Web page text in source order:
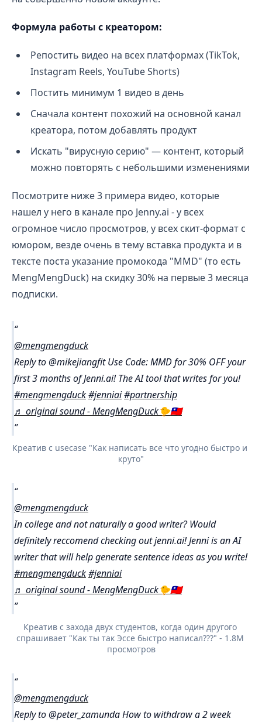
Формула работы с креатором:
Репостить видео на всех платформах (TikTok,
Instagram Reels, YouTube Shorts)
Постить минимум 1 видео в день
Сначала контент похожий на основной канал
креатора, потом добавлять продукт
Искать "вирусную серию" — контент, который
можно повторять с небольшими изменениями
Посмотрите ниже 3 примера видео, которые
нашел у него в канале про Jenny.ai - у всех
огромное число просмотров, у всех скит-формат с
юмором, везде очень в тему вставка продукта и в
тексте поста указание промокода "MMD" (то есть
MengMengDuck) на скидку 30% на первые 3 месяца
подписки.
@mengmengduck
Reply to @mikejiangfit Use Code: MMD for 30% OFF your
first 3 months of Jenni.ai! The AI tool that writes for you!
#mengmengduck#jenniai#partnership
♬ original sound - MengMengDuck🐤🇹🇼
Креатив с usecase "Как написать все что угодно быстро и
круто"
@mengmengduck
In college and not naturally a good writer? Would
definitely reccomend checking out jenni.ai! Jenni is an AI
writer that will help generate sentence ideas as you write!
#mengmengduck#jenniai
♬ original sound - MengMengDuck🐤🇹🇼
Креатив с захода двух студентов, когда один другого
спрашивает "Как ты так Эссе быстро написал???" - 1.8M
просмотров
@mengmengduck
Reply to @peter_zamunda How to withdraw a 2 week